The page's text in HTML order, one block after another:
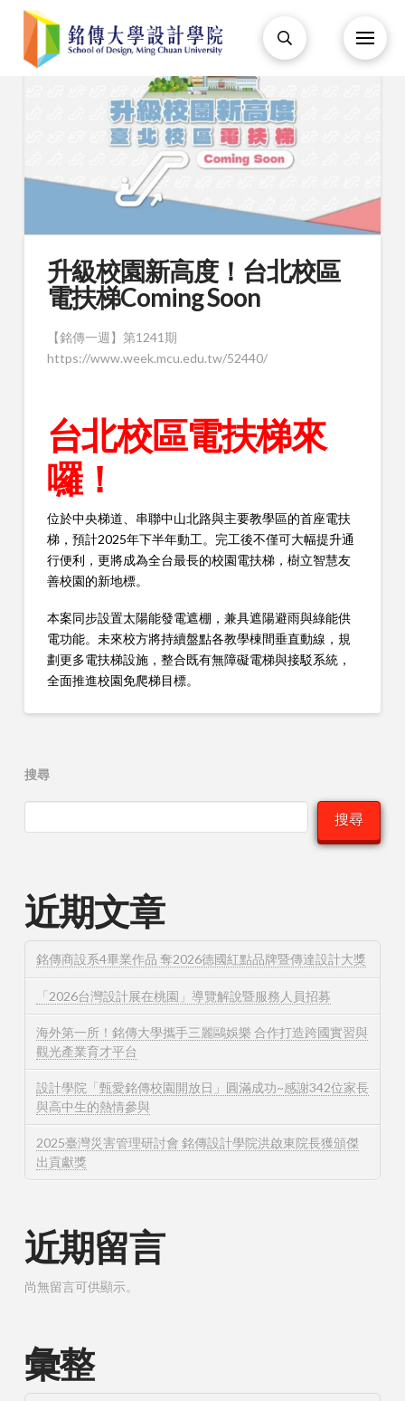
升級校園新高度！台北校區
電扶梯Coming Soon
【銘傳一週】第1241期
https://www.week.mcu.edu.tw/52440/
台北校區電扶梯來
囉！
位於中央梯道、串聯中山北路與主要教學區的首座電扶
梯，預計2025年下半年動工。完工後不僅可大幅提升通
行便利，更將成為全台最長的校園電扶梯，樹立智慧友
善校園的新地標。
本案同步設置太陽能發電遮棚，兼具遮陽避雨與綠能供
電功能。未來校方將持續盤點各教學棟間垂直動線，規
劃更多電扶梯設施，整合既有無障礙電梯與接駁系統，
全面推進校園免爬梯目標。
搜尋
搜尋
近期文章
銘傳商設系4畢業作品 奪2026德國紅點品牌暨傳達設計大獎
「2026台灣設計展在桃園」導覽解說暨服務人員招募
海外第一所！銘傳大學攜手三麗鷗娛樂 合作打造跨國實習與
觀光產業育才平台
設計學院「甄愛銘傳校園開放日」圓滿成功~感謝342位家長
與高中生的熱情參與
2025臺灣災害管理研討會 銘傳設計學院洪啟東院長獲頒傑
出貢獻獎
近期留言
尚無留言可供顯示。
彙整